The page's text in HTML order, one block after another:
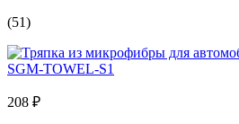
(51)
208 ₽